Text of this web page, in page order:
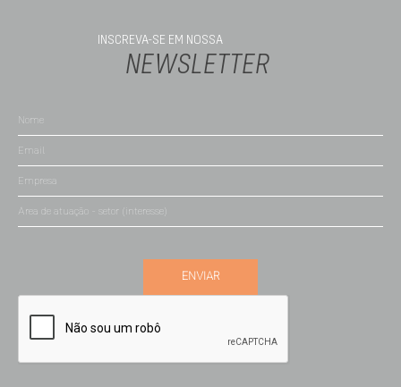
INSCREVA-SE EM NOSSA
NEWSLETTER